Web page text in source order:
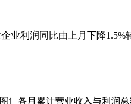
业利润同比由上月下降1.5%